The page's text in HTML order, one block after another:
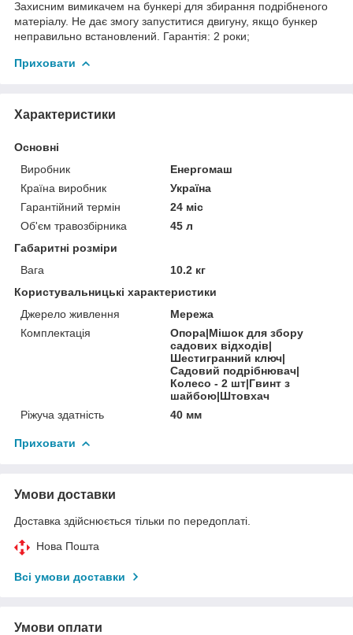
Захисним вимикачем на бункері для збирання подрібненого
матеріалу. Не дає змогу запуститися двигуну, якщо бункер
неправильно встановлений. Гарантія: 2 роки;
Приховати
Характеристики
Основні
Виробник
Енергомаш
Країна виробник
Україна
Гарантійний термін
24 міс
Об'єм травозбірника
45 л
Габаритні розміри
Вага
10.2 кг
Користувальницькі характеристики
Джерело живлення
Мережа
Комплектація
Опора|Мішок для збору
садових відходів|
Шестигранний ключ|
Садовий подрібнювач|
Колесо - 2 шт|Гвинт з
шайбою|Штовхач
Ріжуча здатність
40 мм
Приховати
Умови доставки
Доставка здійснюється тільки по передоплаті.
Нова Пошта
Всі умови доставки
Умови оплати